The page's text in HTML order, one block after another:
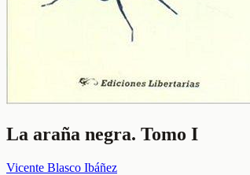
La araña negra. Tomo I
Vicente Blasco Ibáñez